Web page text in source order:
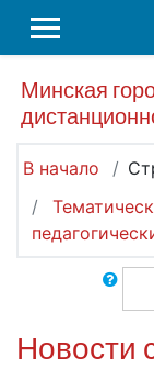
БОКОВАЯ
Минская
В начало
Новости